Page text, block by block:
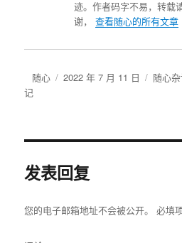
迹。作者码字不易，转载
谢，查看随心的所有文章
作
者
随心
发
2022 年 7 月 11 日
分
随心
记
发表回复
您的电子邮箱地址不会被公开。 必填